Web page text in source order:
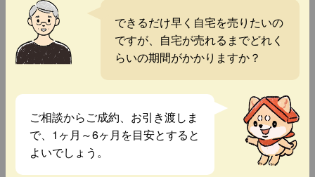
できるだけ早く自宅を売りたいの
ですが、自宅が売れるまでどれく
らいの期間がかかりますか？
ご相談からご成約、お引き渡しま
で、1ヶ月～6ヶ月を目安とすると
よいでしょう。